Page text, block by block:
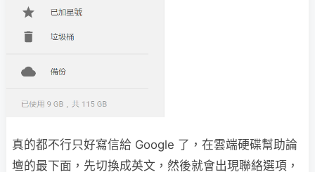
真的都不行只好寫信給 Google 了，在雲端硬碟幫助論
壇的最下面，先切換成英文，然後就會出現聯絡選項，